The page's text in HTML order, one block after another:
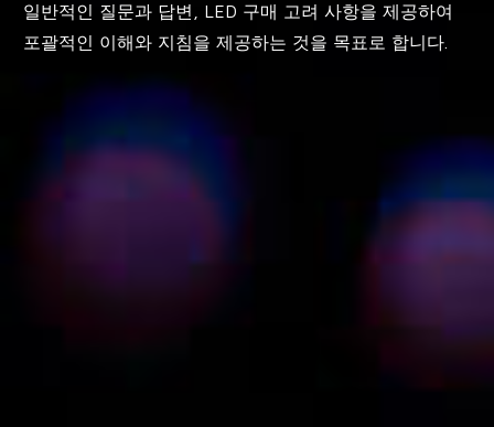
일반적인 질문과 답변, LED 구매 고려 사항을 제공하여
포괄적인 이해와 지침을 제공하는 것을 목표로 합니다.